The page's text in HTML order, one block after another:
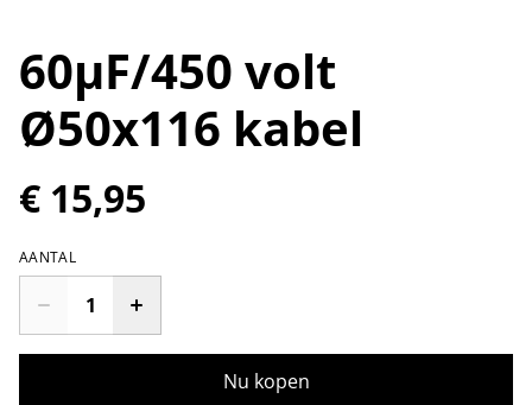
60µF/450 volt
Ø50x116 kabel
€ 15,95
AANTAL
Nu kopen